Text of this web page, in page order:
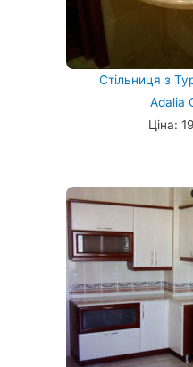
Стільниця з
Adalia
Ціна: